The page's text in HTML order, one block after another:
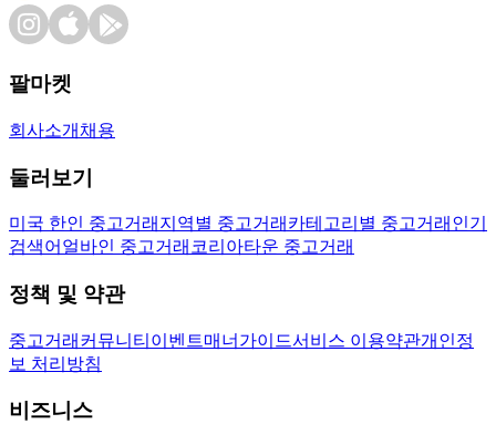
팔마켓
회사소개 채용
둘러보기
미국 한인 중고거래 지역별 중고거래 카테고리별 중고거래 인기
검색어 얼바인 중고거래 코리아타운 중고거래
정책 및 약관
중고거래 커뮤니티 이벤트매너가이드서비스 이용약관개인정
보 처리방침
비즈니스